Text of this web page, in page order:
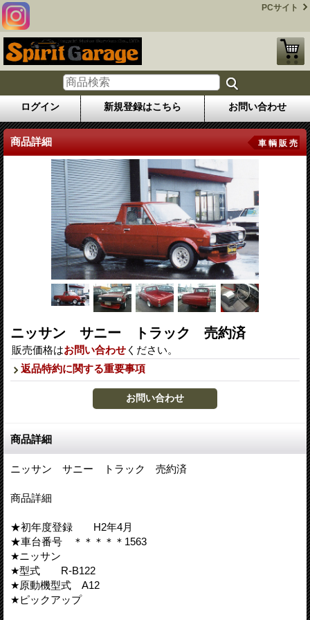
PCサイト
ログイン 新規登録はこちら お問い合わせ
商品詳細 車 輌 販 売
ニッサン サニー トラック 売約済
販売価格はお問い合わせ ください。
返品特約に関する重要事項
商品詳細
ニッサン サニー トラック 売約済
商品詳細
★初年度登録 H2年4月
★車台番号 ＊＊＊＊＊1563
★ニッサン
★型式 R-B122
★原動機型式 A12
★ピックアップ